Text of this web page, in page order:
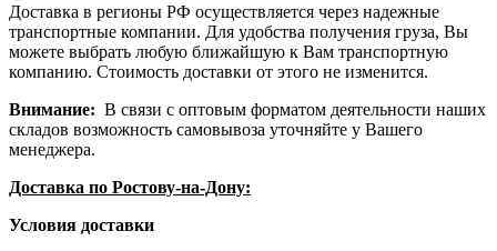
Доставка в регионы РФ осуществляется через надежные
транспортные компании. Для удобства получения груза, Вы
можете выбрать любую ближайшую к Вам транспортную
компанию. Стоимость доставки от этого не изменится.
Внимание: В связи с оптовым форматом деятельности наших
складов возможность самовывоза уточняйте у Вашего
менеджера.
Доставка по Ростову-на-Дону:
Условия доставки